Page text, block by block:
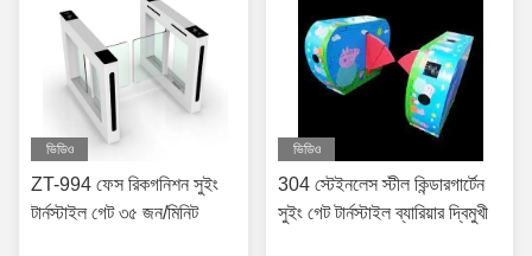
ভিডিও
ZT-994 ফেস রিকগনিশন সুইং
টার্নস্টাইল গেট ৩৫ জন/মিনিট
ভিডিও
304 স্টেইনলেস স্টীল কিন্ডারগার্টেন
সুইং গেট টার্নস্টাইল ব্যারিয়ার দ্বিমুখী